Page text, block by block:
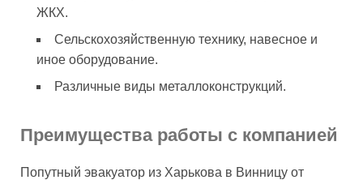
ЖКХ.
Сельскохозяйственную технику, навесное и
иное оборудование.
Различные виды металлоконструкций.
Преимущества работы с компанией
Попутный эвакуатор из Харькова в Винницу от